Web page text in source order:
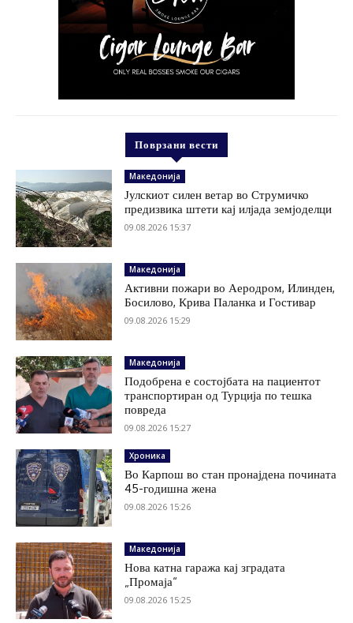
Поврзани вести
Македонија
Јулскиот силен ветар во Струмичко
предизвика штети кај илјада земјоделци
09.08.2026 15:37
Македонија
Активни пожари во Аеродром, Илинден,
Босилово, Крива Паланка и Гостивар
09.08.2026 15:29
Македонија
Подобрена е состојбата на пациентот
транспортиран од Турција по тешка
повреда
09.08.2026 15:27
Хроника
Во Карпош во стан пронајдена почината
45-годишна жена
09.08.2026 15:26
Македонија
Нова катна гаража кај зградата
„Промаја“
09.08.2026 15:25